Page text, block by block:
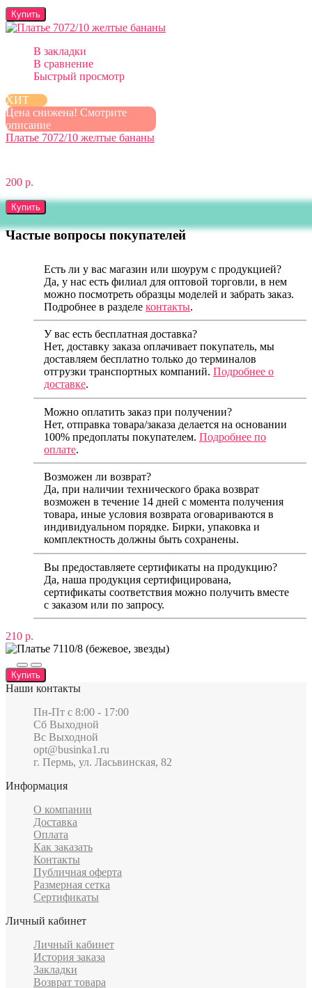
Купить
В закладки
В сравнение
Быстрый просмотр
ХИТ
Цена снижена! Смотрите
описание
Платье 7072/10 желтые бананы
200 р.
Купить
Частые вопросы покупателей
Есть ли у вас магазин или шоурум с продукцией?
Да, у нас есть филиал для оптовой торговли, в нем
можно посмотреть образцы моделей и забрать заказ.
Подробнее в разделе контакты.
У вас есть бесплатная доставка?
Нет, доставку заказа оплачивает покупатель, мы
доставляем бесплатно только до терминалов
отгрузки транспортных компаний. Подробнее о
доставке.
Можно оплатить заказ при получении?
Нет, отправка товара/заказа делается на основании
100% предоплаты покупателем. Подробнее по
оплате.
Возможен ли возврат?
Да, при наличии технического брака возврат
возможен в течение 14 дней с момента получения
товара, иные условия возврата оговариваются в
индивидуальном порядке. Бирки, упаковка и
комплектность должны быть сохранены.
Вы предоставляете сертификаты на продукцию?
Да, наша продукция сертифицирована,
сертификаты соответствия можно получить вместе
с заказом или по запросу.
210 р.
Купить
Наши контакты
Пн-Пт c 8:00 - 17:00
Сб Выходной
Вс Выходной
opt@businka1.ru
г. Пермь, ул. Ласьвинская, 82
Информация
О компании
Доставка
Оплата
Как заказать
Контакты
Публичная оферта
Размерная сетка
Сертификаты
Личный кабинет
Личный кабинет
История заказа
Закладки
Возврат товара